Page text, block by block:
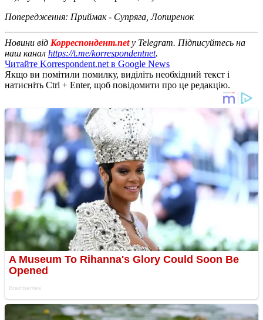
Попередження: Приймак - Супряга, Лопиренок
Новини від Корреспондент.netу Telegram. Підписуйтесь на
наш канал https://t.me/korrespondentnet.
Читайте Korrespondent.net в Google News
Якщо ви помітили помилку, виділіть необхідний текст і
натисніть Ctrl + Enter, щоб повідомити про це редакцію.